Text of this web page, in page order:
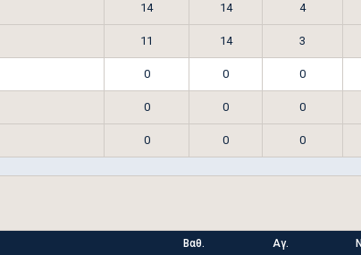
14 14 4
11 14 3
0 0 0
0 0 0
0 0 0
Βαθ. Αγ.